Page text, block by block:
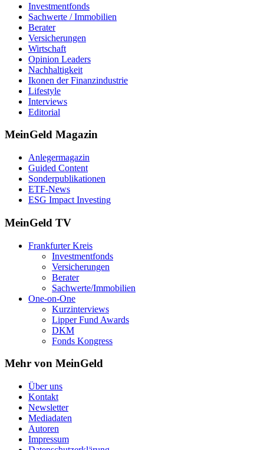
Investmentfonds
Sachwerte / Immobilien
Berater
Versicherungen
Wirtschaft
Opinion Leaders
Nachhaltigkeit
Ikonen der Finanzindustrie
Lifestyle
Interviews
Editorial
MeinGeld Magazin
Anlegermagazin
Guided Content
Sonderpublikationen
ETF-News
ESG Impact Investing
MeinGeld TV
Frankfurter Kreis
Investmentfonds
Versicherungen
Berater
Sachwerte/Immobilien
One-on-One
Kurzinterviews
Lipper Fund Awards
DKM
Fonds Kongress
Mehr von MeinGeld
Über uns
Kontakt
Newsletter
Mediadaten
Autoren
Impressum